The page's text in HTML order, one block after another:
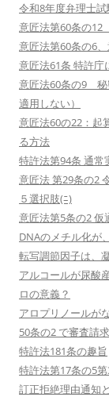
令和8年度弁理士
意匠法第60条の
意匠法第60条の6
意匠法61条 特許庁
意匠法60条の9 秘
適用しない）
意匠法60の22：起
る方法
特許法第94条 通常
意匠法 第29条の2
５選択肢(ﾆ)
意匠法第5条の2 仮
DNAのメチル化が
転写調節因子は、
アルコールが尿酸
ロの意義？
アロプリノールが
50条の2 で審査請
特許法181条の趣旨
特許法第17条の5
訂正拒絶理由通知